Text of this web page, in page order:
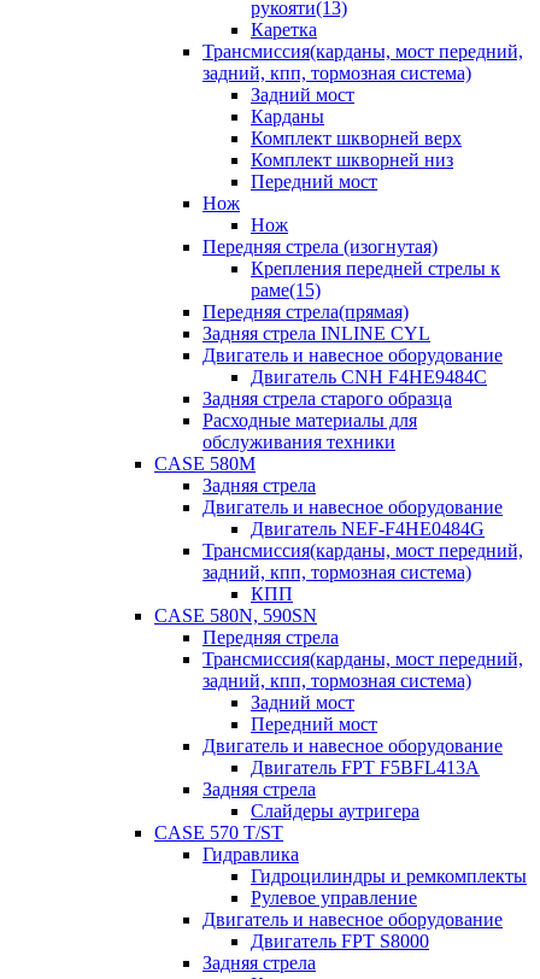
рукояти(13)
Каретка
Трансмиссия(карданы, мост передний,
задний, кпп, тормозная система)
Задний мост
Карданы
Комплект шкворней верх
Комплект шкворней низ
Передний мост
Нож
Нож
Передняя стрела (изогнутая)
Крепления передней стрелы к
раме(15)
Передняя стрела(прямая)
Задняя стрела INLINE CYL
Двигатель и навесное оборудование
Двигатель CNH F4HE9484C
Задняя стрела старого образца
Расходные материалы для
обслуживания техники
CASE 580M
Задняя стрела
Двигатель и навесное оборудование
Двигатель NEF-F4HE0484G
Трансмиссия(карданы, мост передний,
задний, кпп, тормозная система)
КПП
CASE 580N, 590SN
Передняя стрела
Трансмиссия(карданы, мост передний,
задний, кпп, тормозная система)
Задний мост
Передний мост
Двигатель и навесное оборудование
Двигатель FPT F5BFL413A
Задняя стрела
Слайдеры аутригера
CASE 570 T/ST
Гидравлика
Гидроцилиндры и ремкомплекты
Рулевое управление
Двигатель и навесное оборудование
Двигатель FPT S8000
Задняя стрела